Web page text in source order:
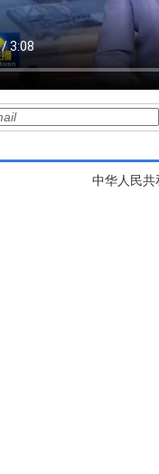
中华人民共